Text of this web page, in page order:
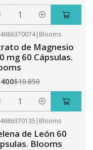
| Blooms
de Magnesio
mg 60 Cápsulas.
$10.850
| Blooms
de León 60
Blooms